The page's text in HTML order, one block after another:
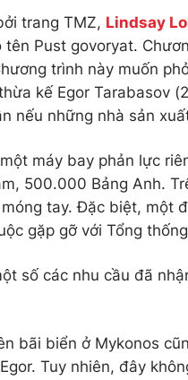
trang TMZ, Lindsay
tên Pust govoryat.
trình này muốn
kế Egor Tarabasov
nếu những nhà sản
máy bay phản lực
500.000 Bảng Anh.
tay. Đặc biệt, một
gặp gỡ với Tổng
số các nhu cầu đã
bãi biển ở Mykonos
Tuy nhiên, đây